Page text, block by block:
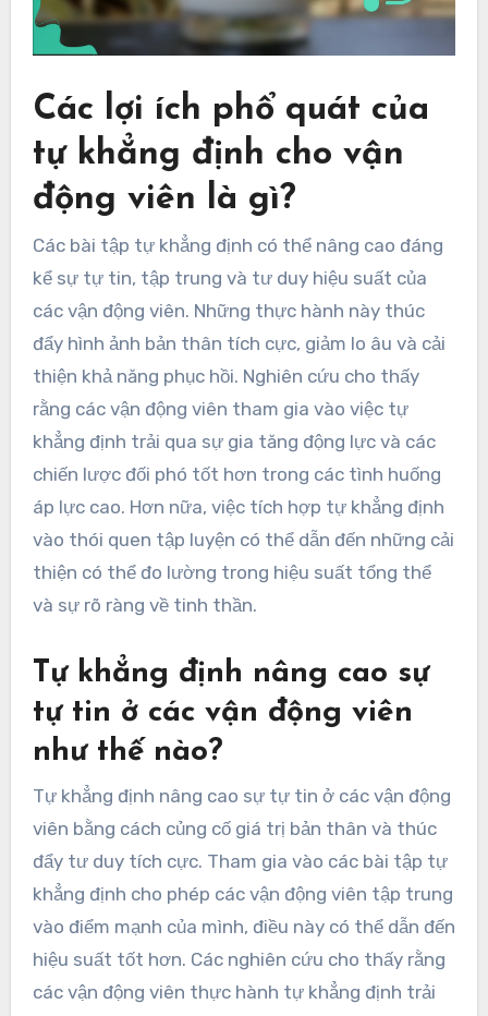
Các lợi ích phổ quát của
tự khẳng định cho vận
động viên là gì?
Các bài tập tự khẳng định có thể nâng cao đáng
kể sự tự tin, tập trung và tư duy hiệu suất của
các vận động viên. Những thực hành này thúc
đẩy hình ảnh bản thân tích cực, giảm lo âu và cải
thiện khả năng phục hồi. Nghiên cứu cho thấy
rằng các vận động viên tham gia vào việc tự
khẳng định trải qua sự gia tăng động lực và các
chiến lược đối phó tốt hơn trong các tình huống
áp lực cao. Hơn nữa, việc tích hợp tự khẳng định
vào thói quen tập luyện có thể dẫn đến những cải
thiện có thể đo lường trong hiệu suất tổng thể
và sự rõ ràng về tinh thần.
Tự khẳng định nâng cao sự
tự tin ở các vận động viên
như thế nào?
Tự khẳng định nâng cao sự tự tin ở các vận động
viên bằng cách củng cố giá trị bản thân và thúc
đẩy tư duy tích cực. Tham gia vào các bài tập tự
khẳng định cho phép các vận động viên tập trung
vào điểm mạnh của mình, điều này có thể dẫn đến
hiệu suất tốt hơn. Các nghiên cứu cho thấy rằng
các vận động viên thực hành tự khẳng định trải